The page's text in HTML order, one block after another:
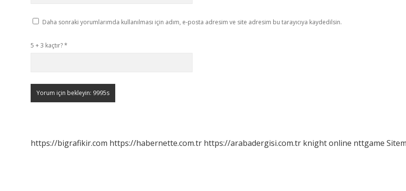
Daha sonraki yorumlarımda kullanılması için adım, e-posta adresim ve site adresim bu tarayıcıya kaydedilsin.
5 + 3 kaçtır?*
https://bigrafikir.com https://habernette.com.tr https://arabadergisi.com.tr knight online nttgame